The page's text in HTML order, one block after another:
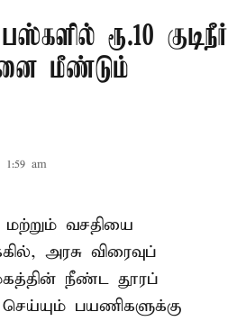
ரூ.10 குடிநீர்
மீண்டும்
1:59 am
வசதியை
அரசு விரைவுப்
நீண்ட தூரப்
பயணிகளுக்கு